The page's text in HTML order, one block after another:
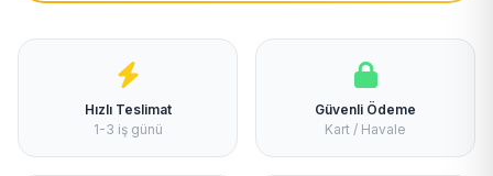
Hızlı Teslimat
1-3 iş günü
Güvenli Ödeme
Kart / Havale